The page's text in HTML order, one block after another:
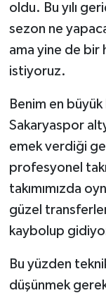
oldu. Bu yılı
sezon ne
ama yine de bir
istiyoruz.
Benim en
Sakaryaspor
emek verdiği
profesyonel
takımımızda
güzel
kaybolup
Bu yüzden
düşünmek